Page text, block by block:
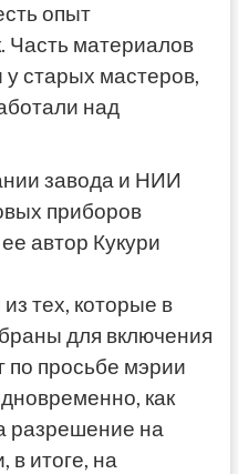
опыт
Часть материалов
у старых мастеров,
над
завода и НИИ
приборов
автор Кукури
тех, которые в
для включения
по просьбе мэрии
как
разрешение на
в итоге, на